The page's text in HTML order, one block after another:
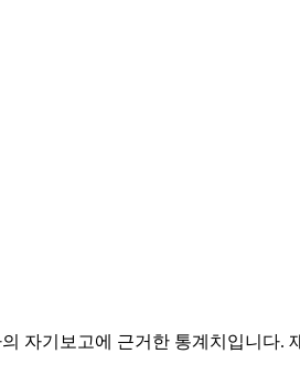
자기보고에 근거한 통계치입니다.